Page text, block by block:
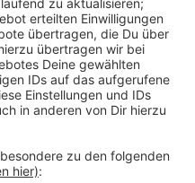
vergangenen Wochen
Ordnungsamt
ist dagegen zufrieden